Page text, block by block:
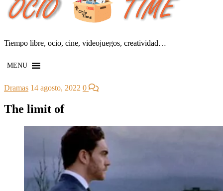
Tiempo libre, ocio, cine, videojuegos, creatividad…
MENU
Dramas 14 agosto, 2022 0
The limit of